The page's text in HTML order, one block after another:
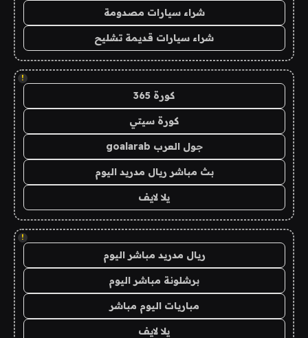
شراء سيارات مصدومة
شراء سيارات قديمة تشليح
!
كورة 365
كورة سيتي
جول العرب goalarab
بث مباشر ريال مدريد اليوم
يلا لايف
!
ريال مدريد مباشر اليوم
برشلونة مباشر اليوم
مباريات اليوم مباشر
يلا لايف